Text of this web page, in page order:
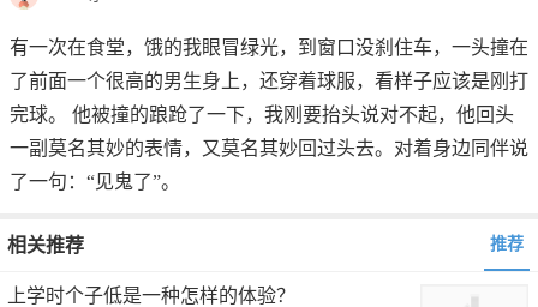
有一次在食堂，饿的我眼冒绿光，到窗口没刹住车，一头撞在
了前面一个很高的男生身上，还穿着球服，看样子应该是刚打
完球。 他被撞的踉跄了一下，我刚要抬头说对不起，他回头
一副莫名其妙的表情，又莫名其妙回过头去。对着身边同伴说
了一句：“见鬼了”。
相关推荐 推荐
上学时个子低是一种怎样的体验？